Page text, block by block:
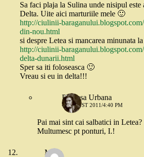
Sa faci plaja la Sulina unde nisipul
Delta. Uite aici marturiile mele 🙂
http://ciulinii-
din-nou.html
si despre Letea si mancarea minunata
http://ciulinii-
delta-dunarii.html
Sper sa iti foloseasca 🙂
Vreau si eu in delta!!!
Printesa Urbana
4 AUGUST 2011/4:40 PM
Pai mai sint cai salbatici in Letea?
Multumesc pt ponturi, I.!
Mena